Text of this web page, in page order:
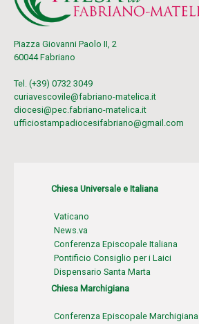
Piazza Giovanni Paolo II, 2
60044 Fabriano
Tel. (+39) 0732 3049
curiavescovile@fabriano-matelica.it
diocesi@pec.fabriano-matelica.it
ufficiostampadiocesifabriano@gmail.com
Chiesa Universale e Italiana
Vaticano
News.va
Conferenza Episcopale Italiana
Pontificio Consiglio per i Laici
Dispensario Santa Marta
Chiesa Marchigiana
Conferenza Episcopale Marchigiana